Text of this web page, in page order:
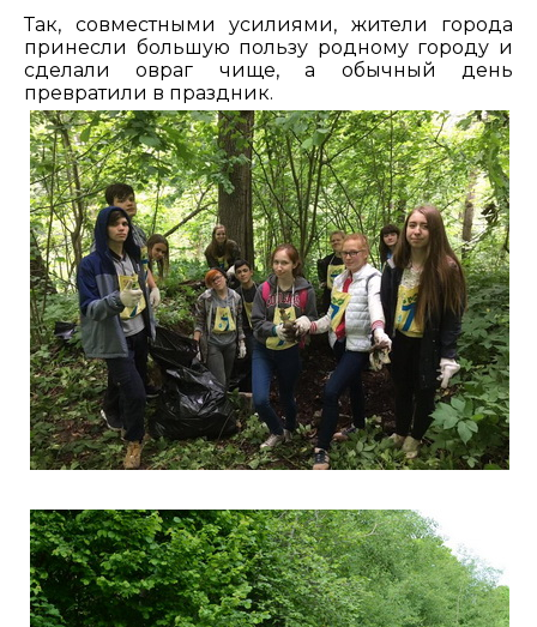
Так, совместными усилиями, жители города
принесли большую пользу родному городу и
сделали овраг чище, а обычный день
превратили в праздник.